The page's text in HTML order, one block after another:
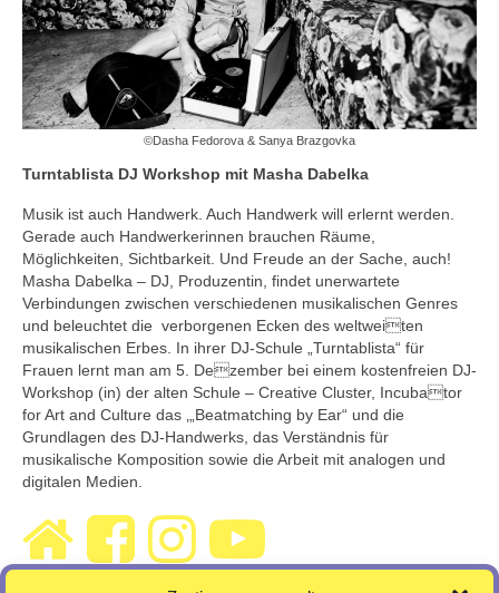
©Dasha Fedorova & Sanya Brazgovka
Turntablista DJ Workshop mit Masha Dabelka
Musik ist auch Handwerk. Auch Handwerk will erlernt werden.
Gerade auch Handwerkerinnen brauchen Räume,
Möglichkeiten, Sichtbarkeit. Und Freude an der Sache, auch!
Masha Dabelka – DJ, Produzentin, findet unerwartete
Verbindungen zwischen verschiedenen musikalischen Genres
und beleuchtet die verborgenen Ecken des weltweiten
musikalischen Erbes. In ihrer DJ-Schule „Turntablista“ für
Frauen lernt man am 5. Dezember bei einem kostenfreien DJ-
Workshop (in) der alten Schule – Creative Cluster, Incubator
for Art and Culture das ‚„Beatmatching by Ear“ und die
Grundlagen des DJ-Handwerks, das Verständnis für
musikalische Komposition sowie die Arbeit mit analogen und
digitalen Medien.